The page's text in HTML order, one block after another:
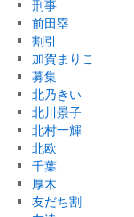
刑事
前田塁
割引
加賀まりこ
募集
北乃きい
北川景子
北村一輝
北欧
千葉
厚木
友だち割